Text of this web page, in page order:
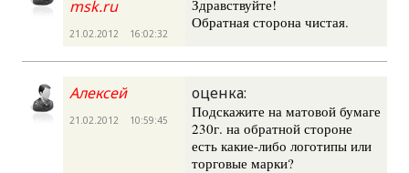
msk.ru
21.02.2012 16:02:32
Здравствуйте!
Обратная сторона чистая.
Алексей
21.02.2012 10:59:45
оценка:
Подскажите на матовой бумаге
230г. на обратной стороне
есть какие-либо логотипы или
торговые марки?